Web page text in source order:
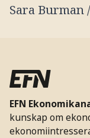
Sara Burman
EFN
kunskap om